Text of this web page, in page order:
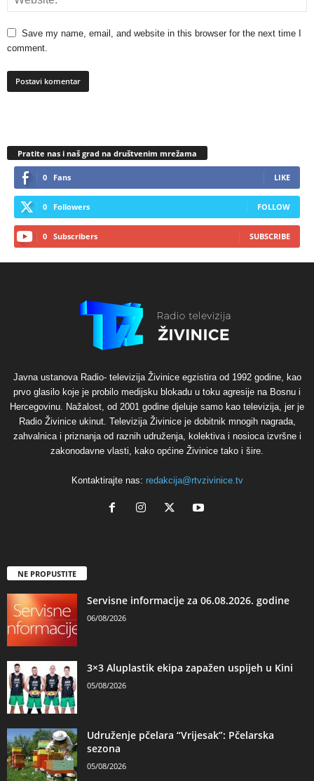
Save my name, email, and website in this browser for the next time I
comment.
Pratite nas i naš grad na društvenim mrežama
0 Fans LIKE
0 Followers FOLLOW
0 Subscribers SUBSCRIBE
Javna ustanova Radio- televizija Živinice egzistira od 1992 godine, kao
prvo glasilo koje je probilo medijsku blokadu u toku agresije na Bosnu i
Hercegovinu. Nažalost, od 2001 godine djeluje samo kao televizija, jer je
Radio Živinice ukinut. Televizija Živinice je dobitnik mnogih nagrada,
zahvalnica i priznanja od raznih udruženja, kolektiva i nosioca izvršne i
zakonodavne vlasti, kako općine Živinice tako i šire.
Kontaktirajte nas: redakcija@rtvzivinice.tv
NE PROPUSTITE
Servisne informacije za 06.08.2026. godine
06/08/2026
3×3 Aluplastik ekipa zapažen uspijeh u Kini
05/08/2026
Udruženje pčelara “Vrijesak”: Pčelarska
sezona
05/08/2026